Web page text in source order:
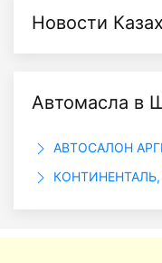
Новости
Автомасла в
АВТОСАЛОН
КОНТИНЕНТАЛЬ,